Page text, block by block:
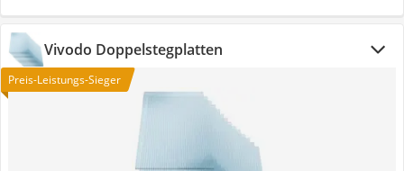
Vivodo Doppelstegplatten
Preis-Leistungs-Sieger